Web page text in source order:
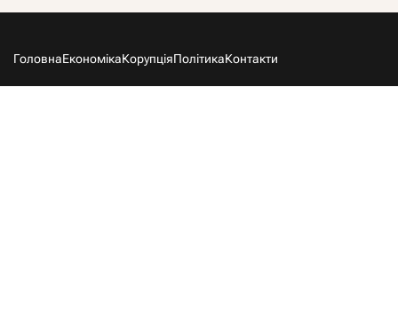
ГоловнаЕкономікаКорупціяПолітикаКонтакти